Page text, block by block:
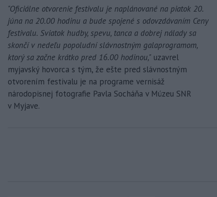
"Oficiálne otvorenie festivalu je naplánované na piatok 20.
júna na 20.00 hodinu a bude spojené s odovzdávaním Ceny
festivalu. Sviatok hudby, spevu, tanca a dobrej nálady sa
skončí v nedeľu popoludní slávnostným galaprogramom,
ktorý sa začne krátko pred 16.00 hodinou," uzavrel
myjavský hovorca s tým, že ešte pred slávnostným
otvorením festivalu je na programe vernisáž
národopisnej fotografie Pavla Socháňa v Múzeu SNR
v Myjave.